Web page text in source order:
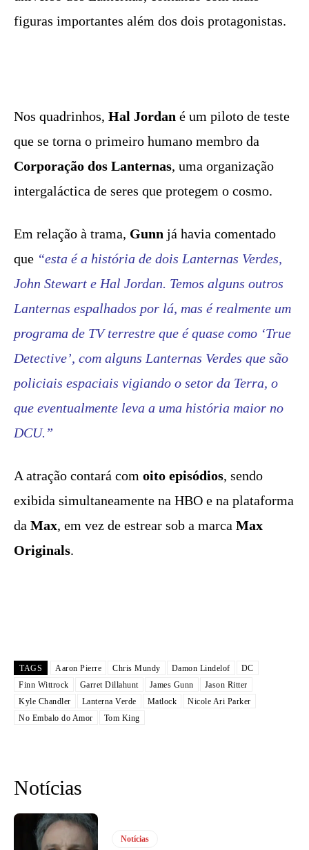
figuras importantes além dos dois protagonistas.
Nos quadrinhos, Hal Jordan é um piloto de teste
que se torna o primeiro humano membro da
Corporação dos Lanternas, uma organização
intergaláctica de seres que protegem o cosmo.
Em relação à trama, Gunn já havia comentado
que “esta é a história de dois Lanternas Verdes,
John Stewart e Hal Jordan. Temos alguns outros
Lanternas espalhados por lá, mas é realmente um
programa de TV terrestre que é quase como ‘True
Detective’, com alguns Lanternas Verdes que são
policiais espaciais vigiando o setor da Terra, o
que eventualmente leva a uma história maior no
DCU.”
A atração contará com oito episódios, sendo
exibida simultaneamente na HBO e na plataforma
da Max, em vez de estrear sob a marca Max
Originals.
TAGS Aaron Pierre Chris Mundy Damon Lindelof
DC
Finn Wittrock
Garret Dillahunt James Gunn
Jason Ritter
Kyle Chandler
Lanterna Verde Matlock
Nicole Ari Parker
No Embalo do Amor
Tom King
Notícias
Notícias